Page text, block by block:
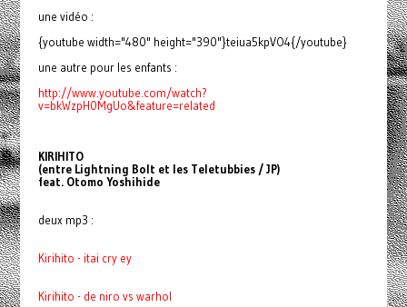
une vidéo :
{youtube width="480" height="390"}teiua5kpVO4{/youtube}
une autre pour les enfants :
http://www.youtube.com/watch?
v=bkWzpH0MgUo&feature=related
KIRIHITO
(entre Lightning Bolt et les Teletubbies / JP)
feat. Otomo Yoshihide
deux mp3 :
Kirihito - itai cry ey
Kirihito - de niro vs warhol